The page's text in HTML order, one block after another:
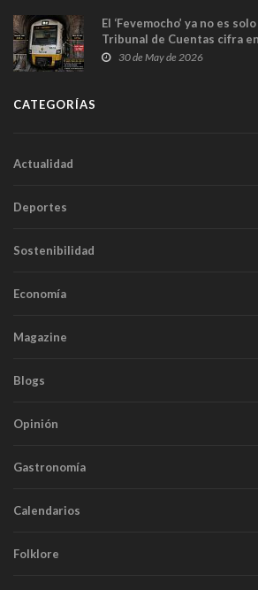
El ‘Fevemocho’ ya no es
Tribunal de Cuentas cifra
sobrecoste de los trenes
30 de May de 2026
CATEGORÍAS
Actualidad
Deportes
Sostenibilidad
Economía
Magazine
Blogs
Opinión
Gastronomía
Calendarios
Folklore